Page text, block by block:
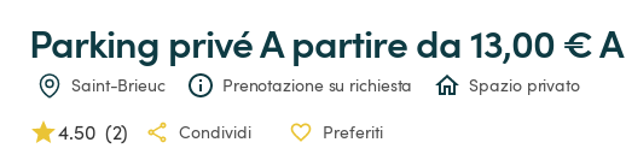
Parking privé A partire da 13,00 €
Saint-Brieuc Prenotazione su richiesta Spazio privato
4.50 (2) Condividi Preferiti